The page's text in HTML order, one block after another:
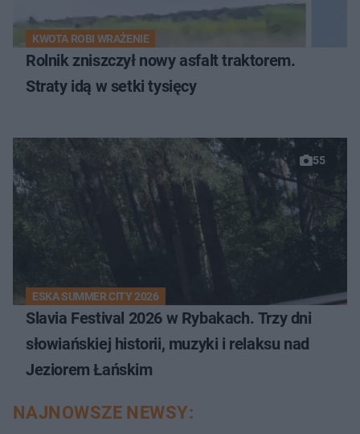
KWOTA ROBI WRAŻENIE
Rolnik zniszczył nowy asfalt traktorem.
Straty idą w setki tysięcy
55
ESKA SUMMER CITY 2026
Slavia Festival 2026 w Rybakach. Trzy dni
słowiańskiej historii, muzyki i relaksu nad
Jeziorem Łańskim
NAJNOWSZE NEWSY: